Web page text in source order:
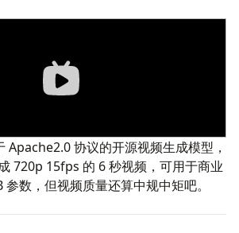
Apache2.0 协议的开源视频生成模型，
720p 15fps 的 6 秒视频，可用于商业
数，但视频质量还算中规中矩吧。